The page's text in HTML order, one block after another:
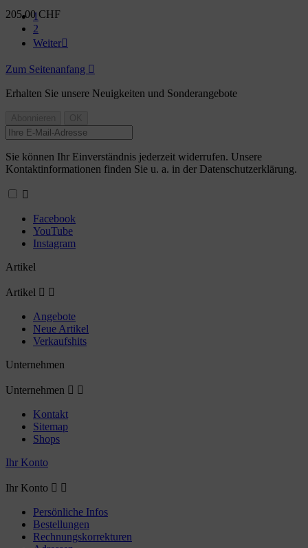
205,00 CHF
1
2
Weiter
Zum Seitenanfang 
Erhalten Sie unsere Neuigkeiten und Sonderangebote
Sie können Ihr Einverständnis jederzeit widerrufen. Unsere
Kontaktinformationen finden Sie u. a. in der Datenschutzerklärung.

Facebook
YouTube
Instagram
Artikel
Artikel  
Angebote
Neue Artikel
Verkaufshits
Unternehmen
Unternehmen  
Kontakt
Sitemap
Shops
Ihr Konto
Ihr Konto  
Persönliche Infos
Bestellungen
Rechnungskorrekturen